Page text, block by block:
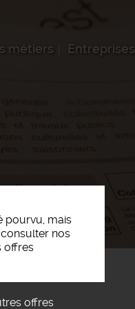
métiers Entreprises
pourvu, mais
nos
offres
offres